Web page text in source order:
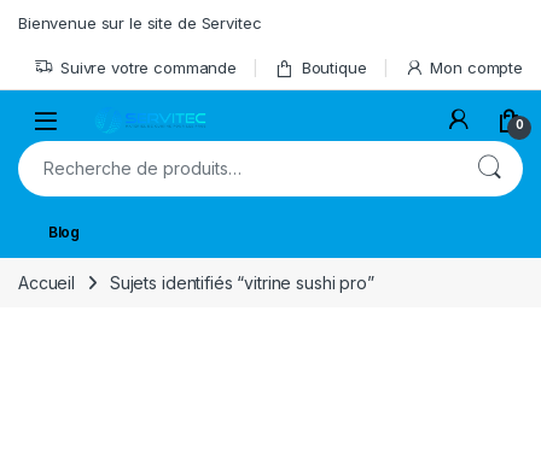
Bienvenue sur le site de Servitec
Suivre votre commande Boutique Mon compte
Open 0
Recherche pour :
Blog
Accueil Sujets identifiés “vitrine sushi pro”